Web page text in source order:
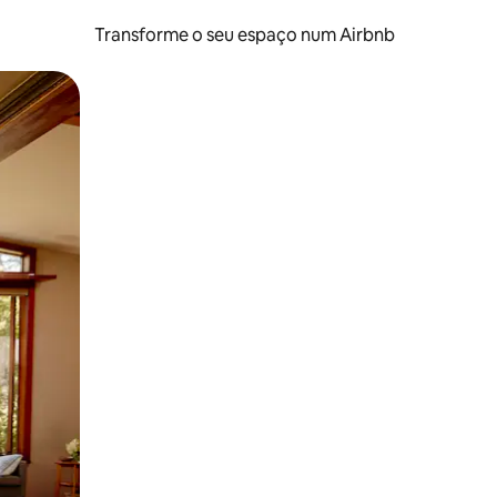
Transforme o seu espaço num Airbnb
de toque ou deslize.